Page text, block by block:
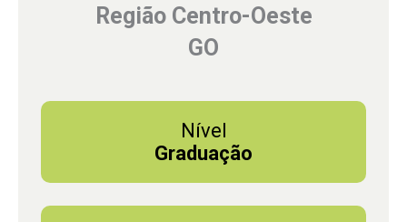
Região Centro-Oeste
GO
Nível
Graduação